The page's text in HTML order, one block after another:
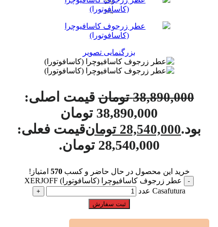
-27%
-27%
بزرگنمایی تصویر
38,890,000 تومان قیمت اصلی:
38,890,000 تومان
بود.28,540,000 تومانقیمت فعلی:
28,540,000 تومان.
خرید این محصول در حال حاضر و کسب570 امتیاز!
عطر زرجوف کاسافیوچرا (کاسافوتورا) XERJOFF
Casafutura عدد
ثبت سفارش